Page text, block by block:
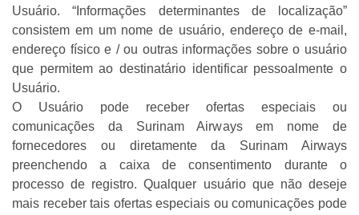
Usuário. “Informações determinantes de localização”
consistem em um nome de usuário, endereço de e-mail,
endereço físico e / ou outras informações sobre o usuário
que permitem ao destinatário identificar pessoalmente o
Usuário.
O Usuário pode receber ofertas especiais ou
comunicações da Surinam Airways em nome de
fornecedores ou diretamente da Surinam Airways
preenchendo a caixa de consentimento durante o
processo de registro. Qualquer usuário que não deseje
mais receber tais ofertas especiais ou comunicações pode